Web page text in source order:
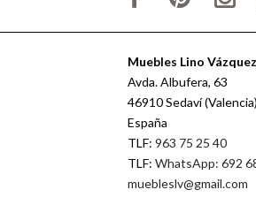
Muebles Lino Vázquez
Avda. Albufera, 63
46910 Sedaví (Valencia)
España
TLF:963 75 25 40
TLF:WhatsApp: 692
muebleslv@gmail.com